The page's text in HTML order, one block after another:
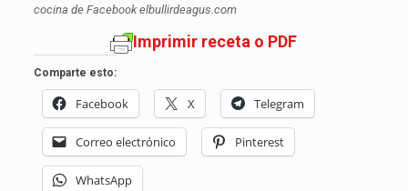
cocina de Facebook elbullirdeagus.com
Imprimir receta o PDF
Comparte esto:
Facebook X Telegram
Correo electrónico Pinterest
WhatsApp